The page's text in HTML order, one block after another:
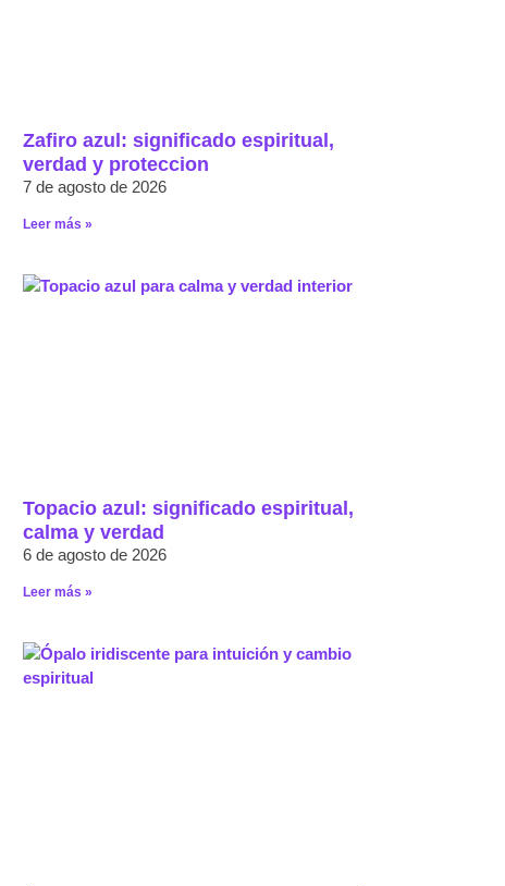
Zafiro azul: significado espiritual,
verdad y proteccion
7 de agosto de 2026
Leer más »
Topacio azul: significado espiritual,
calma y verdad
6 de agosto de 2026
Leer más »